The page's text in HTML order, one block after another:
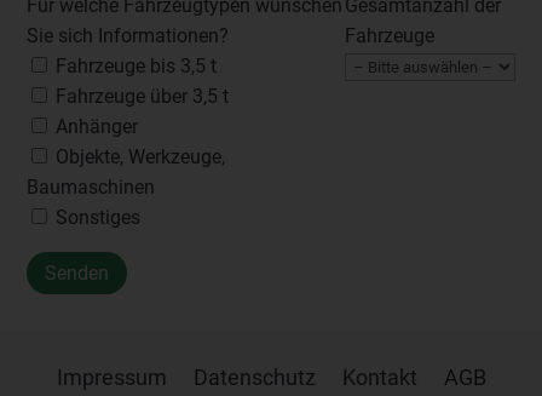
Für welche Fahrzeugtypen wünschen
Sie sich Informationen?
Fahrzeuge bis 3,5 t
Fahrzeuge über 3,5 t
Anhänger
Objekte, Werkzeuge,
Baumaschinen
Sonstiges
Gesamtanzahl der
Fahrzeuge
Impressum Datenschutz Kontakt AGB